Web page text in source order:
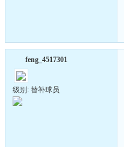
feng_4517301
级别: 替补球员